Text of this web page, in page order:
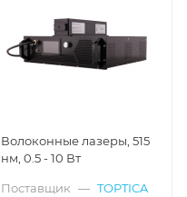
Волоконные лазеры, 515
нм, 0.5 - 10 Вт
Поставщик — TOPTICA